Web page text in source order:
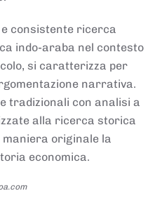
consistente ricerca
indo-araba nel contesto
si caratterizza per
narrativa.
tradizionali con analisi a
alla ricerca storica
originale la
economica.